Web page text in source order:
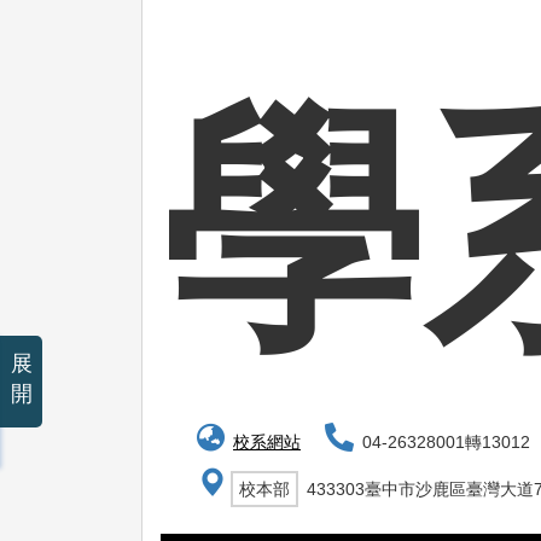
學
校系網站 04-26328001轉13012
校本部 433303臺中市沙鹿區臺灣大道
展
開